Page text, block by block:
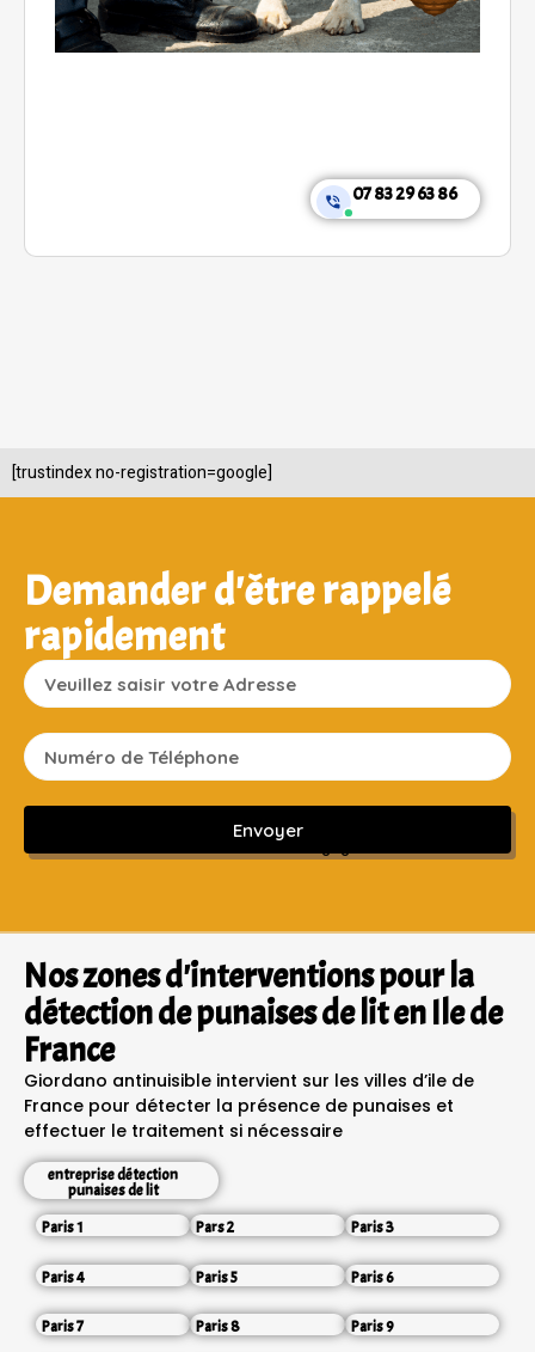
07 83 29 63 86
[trustindex no-registration=google]
Demander d'être rappelé
rapidement
Envoyer
Sans engagement ni frais cachés
Nos zones d'interventions pour la
détection de punaises de lit en Ile de
France
Giordano antinuisible intervient sur les villes d’ile de
France pour détecter la présence de punaises et
effectuer le traitement si nécessaire
entreprise détection
punaises de lit
Paris 1
Pars 2 Paris 3
Paris 4 Paris 5 Paris 6
Paris 7 Paris 8 Paris 9